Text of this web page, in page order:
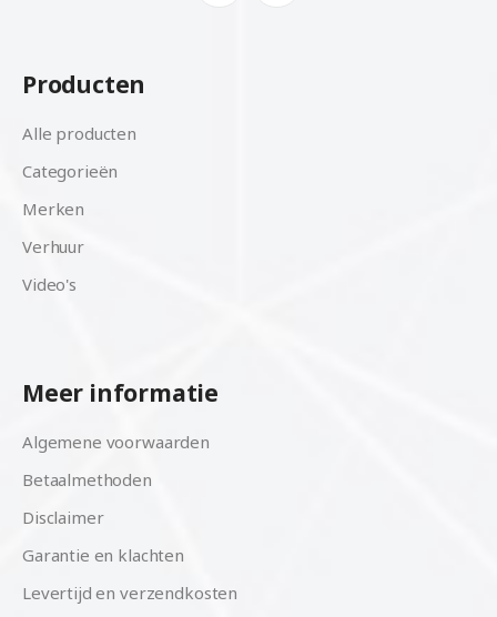
Producten
Alle producten
Categorieën
Merken
Verhuur
Video's
Meer informatie
Algemene voorwaarden
Betaalmethoden
Disclaimer
Garantie en klachten
Levertijd en verzendkosten